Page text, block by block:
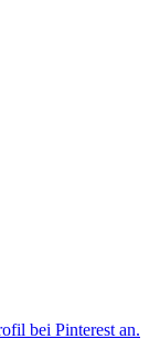
bei Pinterest an.